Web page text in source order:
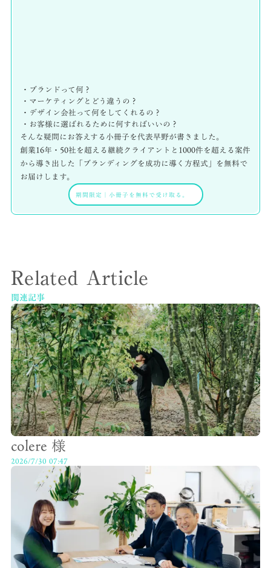
・ブランドって何？
・マーケティングとどう違うの？
・デザイン会社って何をしてくれるの？
・お客様に選ばれるために何すればいいの？
そんな疑問にお答えする小冊子を代表早野が書きました。
創業16年・50社を超える継続クライアントと1000件を超える案件
から導き出した「ブランディングを成功に導く方程式」を無料で
お届けします。
期間限定 ｜ 小冊子を無料で受け取る。
Related Article
関連記事
colere 様
2026/7/30 07:47